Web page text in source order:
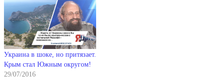
Украина в шоке, но притязает.
Крым стал Южным округом!
29/07/2016